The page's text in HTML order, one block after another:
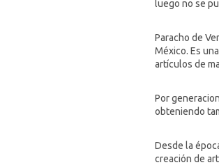
luego no se
Paracho de
México. Es
artículos de
Por
obteniendo
Desde la
creación de